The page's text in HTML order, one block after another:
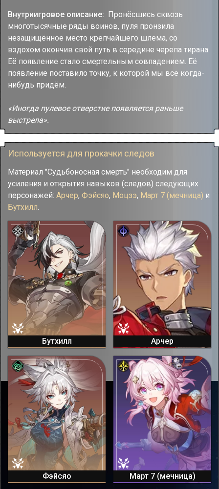
Внутриигровое описание: Пронёсшись сквозь
многотысячные ряды воинов, пуля пронзила
незащищённое место крепчайшего шлема, со
вздохом окончив свой путь в середине черепа тирана.
Её появление стало смертельным совпадением. Её
появление поставило точку, к которой мы все когда-
нибудь придём.
«Иногда пулевое отверстие появляется раньше
выстрела».
Используется для прокачки следов
Материал "Судьбоносная смерть" необходим для
усиления и открытия навыков (следов) следующих
персонажей: Арчер, Фэйсяо, Моцзэ, Март 7 (мечница) и
Бутхилл
Бутхилл Арчер
Фэйсяо Март 7 (мечница)